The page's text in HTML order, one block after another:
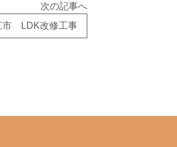
次の記事へ
LDK改修工事